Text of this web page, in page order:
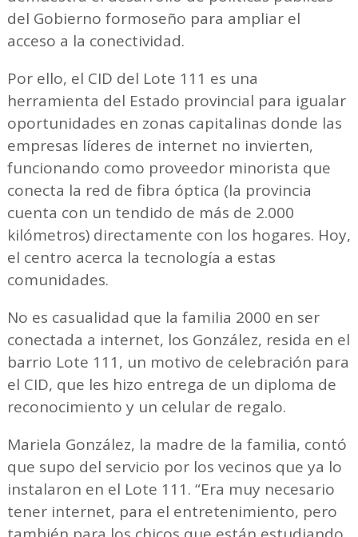
del Gobierno formoseño para ampliar el
acceso a la conectividad.
Por ello, el CID del Lote 111 es una
herramienta del Estado provincial para igualar
oportunidades en zonas capitalinas donde las
empresas líderes de internet no invierten,
funcionando como proveedor minorista que
conecta la red de fibra óptica (la provincia
cuenta con un tendido de más de 2.000
kilómetros) directamente con los hogares. Hoy,
el centro acerca la tecnología a estas
comunidades.
No es casualidad que la familia 2000 en ser
conectada a internet, los González, resida en el
barrio Lote 111, un motivo de celebración para
el CID, que les hizo entrega de un diploma de
reconocimiento y un celular de regalo.
Mariela González, la madre de la familia, contó
que supo del servicio por los vecinos que ya lo
instalaron en el Lote 111. “Era muy necesario
tener internet, para el entretenimiento, pero